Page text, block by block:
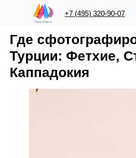
+7 (495) 320-90-07
Где
Турции: Фетхие,
Каппадокия